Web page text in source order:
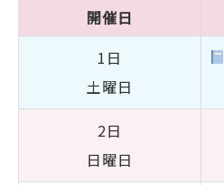
開催日
1日
土曜日
2日
日曜日